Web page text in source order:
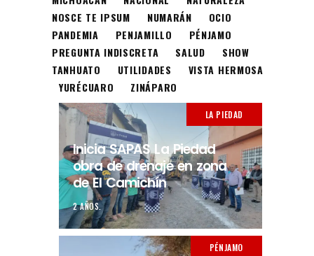
NOSCE TE IPSUM
NUMARÁN
OCIO
PANDEMIA
PENJAMILLO
PÉNJAMO
PREGUNTA INDISCRETA
SALUD
SHOW
TANHUATO
UTILIDADES
VISTA HERMOSA
YURÉCUARO
ZINÁPARO
LA PIEDAD
Inicia SAPAS La Piedad
obra de drenaje en zona
de El Camichín
2 AÑOS.
PÉNJAMO